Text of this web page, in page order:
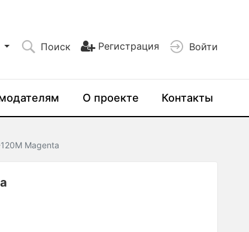
Поиск Регистрация Войти
О проекте Контакты
Magenta